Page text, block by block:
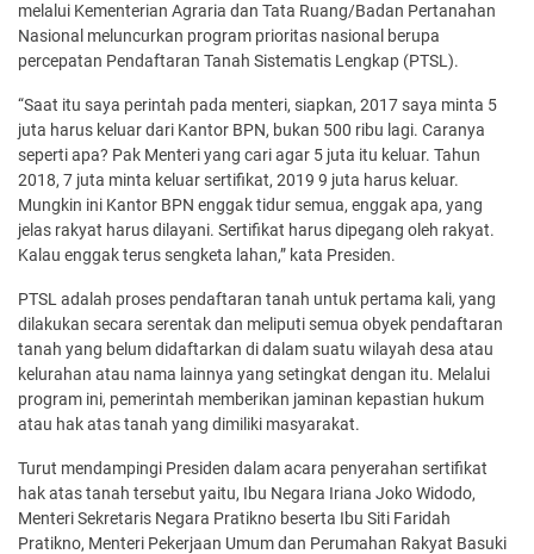
melalui Kementerian Agraria dan Tata Ruang/Badan Pertanahan
Nasional meluncurkan program prioritas nasional berupa
percepatan Pendaftaran Tanah Sistematis Lengkap (PTSL).
“Saat itu saya perintah pada menteri, siapkan, 2017 saya minta 5
juta harus keluar dari Kantor BPN, bukan 500 ribu lagi. Caranya
seperti apa? Pak Menteri yang cari agar 5 juta itu keluar. Tahun
2018, 7 juta minta keluar sertifikat, 2019 9 juta harus keluar.
Mungkin ini Kantor BPN enggak tidur semua, enggak apa, yang
jelas rakyat harus dilayani. Sertifikat harus dipegang oleh rakyat.
Kalau enggak terus sengketa lahan,” kata Presiden.
PTSL adalah proses pendaftaran tanah untuk pertama kali, yang
dilakukan secara serentak dan meliputi semua obyek pendaftaran
tanah yang belum didaftarkan di dalam suatu wilayah desa atau
kelurahan atau nama lainnya yang setingkat dengan itu. Melalui
program ini, pemerintah memberikan jaminan kepastian hukum
atau hak atas tanah yang dimiliki masyarakat.
Turut mendampingi Presiden dalam acara penyerahan sertifikat
hak atas tanah tersebut yaitu, Ibu Negara Iriana Joko Widodo,
Menteri Sekretaris Negara Pratikno beserta Ibu Siti Faridah
Pratikno, Menteri Pekerjaan Umum dan Perumahan Rakyat Basuki